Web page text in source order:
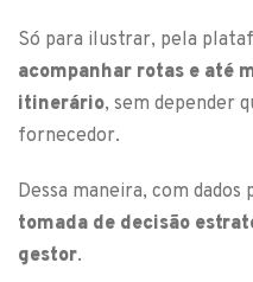
Só para ilustrar, pela
acompanhar rotas e até
itinerário, sem depender
fornecedor.
Dessa maneira, com dados
tomada de decisão
gestor.